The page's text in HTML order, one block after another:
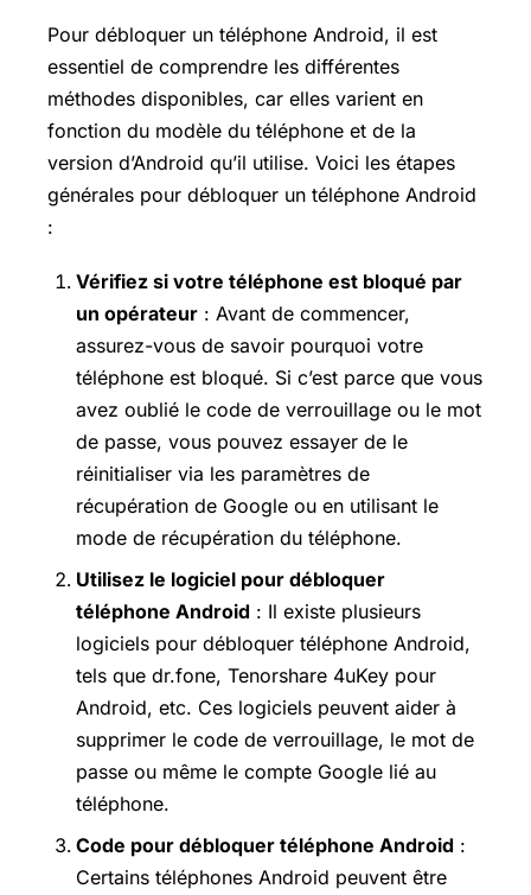
Pour débloquer un téléphone Android, il est
essentiel de comprendre les différentes
méthodes disponibles, car elles varient en
fonction du modèle du téléphone et de la
version d’Android qu’il utilise. Voici les étapes
générales pour débloquer un téléphone Android
:
Vérifiez si votre téléphone est bloqué par
un opérateur : Avant de commencer,
assurez-vous de savoir pourquoi votre
téléphone est bloqué. Si c’est parce que vous
avez oublié le code de verrouillage ou le mot
de passe, vous pouvez essayer de le
réinitialiser via les paramètres de
récupération de Google ou en utilisant le
mode de récupération du téléphone.
Utilisez le logiciel pour débloquer
téléphone Android : Il existe plusieurs
logiciels pour débloquer téléphone Android,
tels que dr.fone, Tenorshare 4uKey pour
Android, etc. Ces logiciels peuvent aider à
supprimer le code de verrouillage, le mot de
passe ou même le compte Google lié au
téléphone.
Code pour débloquer téléphone Android :
Certains téléphones Android peuvent être